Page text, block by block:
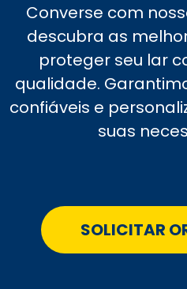
Converse com
descubra as
proteger seu lar
qualidade.
confiáveis e
suas
SOLICITAR